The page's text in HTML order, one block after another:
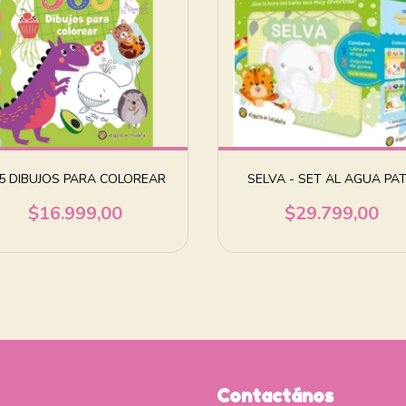
DIBUJOS PARA COLOREAR
$16.999,00
SELVA - SET AL AGUA
$29.799,00
Contactános